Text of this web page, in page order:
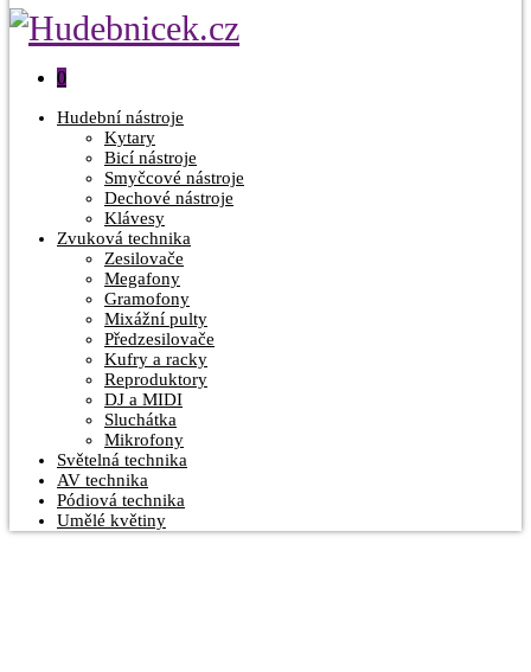
0
Hudební nástroje
Kytary
Bicí nástroje
Smyčcové nástroje
Dechové nástroje
Klávesy
Zvuková technika
Zesilovače
Megafony
Gramofony
Mixážní pulty
Předzesilovače
Kufry a racky
Reproduktory
DJ a MIDI
Sluchátka
Mikrofony
Světelná technika
AV technika
Pódiová technika
Umělé květiny